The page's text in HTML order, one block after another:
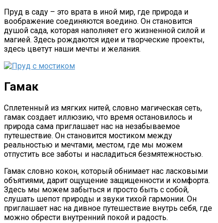
Пруд в саду – это врата в иной мир, где природа и
воображение соединяются воедино. Он становится
душой сада, которая наполняет его жизненной силой и
магией. Здесь рождаются идеи и творческие проекты,
здесь цветут наши мечты и желания.
Гамак
Сплетенный из мягких нитей, словно магическая сеть,
гамак создает иллюзию, что время остановилось и
природа сама приглашает нас на незабываемое
путешествие. Он становится мостиком между
реальностью и мечтами, местом, где мы можем
отпустить все заботы и насладиться безмятежностью.
Гамак словно кокон, который обнимает нас ласковыми
объятиями, дарит ощущение защищенности и комфорта.
Здесь мы можем забыться и просто быть с собой,
слушать шепот природы и звуки тихой гармонии. Он
приглашает нас на дивное путешествие внутрь себя, где
можно обрести внутренний покой и радость.